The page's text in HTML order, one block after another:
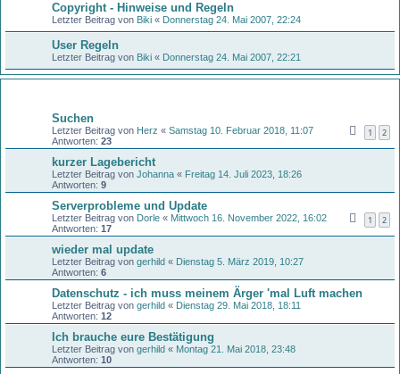
Copyright - Hinweise und Regeln
Letzter Beitrag von Biki « Donnerstag 24. Mai 2007, 22:24
User Regeln
Letzter Beitrag von Biki « Donnerstag 24. Mai 2007, 22:21
Suchen
Letzter Beitrag von Herz « Samstag 10. Februar 2018, 11:07
Antworten: 23
1 2
kurzer Lagebericht
Letzter Beitrag von Johanna « Freitag 14. Juli 2023, 18:26
Antworten: 9
Serverprobleme und Update
Letzter Beitrag von Dorle « Mittwoch 16. November 2022, 16:02
Antworten: 17
1 2
wieder mal update
Letzter Beitrag von gerhild « Dienstag 5. März 2019, 10:27
Antworten: 6
Datenschutz - ich muss meinem Ärger 'mal Luft machen
Letzter Beitrag von gerhild « Dienstag 29. Mai 2018, 18:11
Antworten: 12
Ich brauche eure Bestätigung
Letzter Beitrag von gerhild « Montag 21. Mai 2018, 23:48
Antworten: 10